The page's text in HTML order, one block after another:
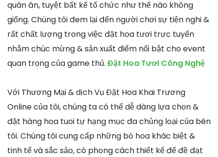
quán ăn, tuyệt bất kể tổ chức như thế nào không
giống. Chúng tôi đem lại đến người chơi sự tiện nghi &
rất chất lượng trong việc đặt hoa tươi trực tuyến
nhằm chúc mừng & sản xuất điểm nổi bật cho event
quan trọng của game thủ. Đặt Hoa Tươi Công Nghệ
Với Thương Mại & dịch Vụ Đặt Hoa Khai Trương
Online của tôi, chúng ta có thể dễ dàng lựa chọn &
đặt hàng hoa tuoi tự hạng mục đa chủng loại của bên
tôi. Chúng tôi cung cấp những bó hoa khác biệt &
tinh tế và sắc sảo, có phong cách thiết kế để đề đạt